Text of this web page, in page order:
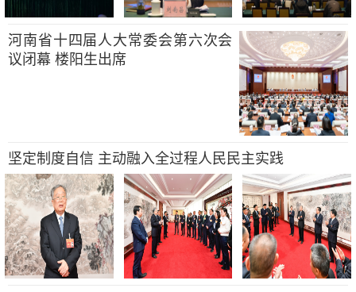
河南省十四届人大常委会第六次会
议闭幕 楼阳生出席
坚定制度自信 主动融入全过程人民民主实践